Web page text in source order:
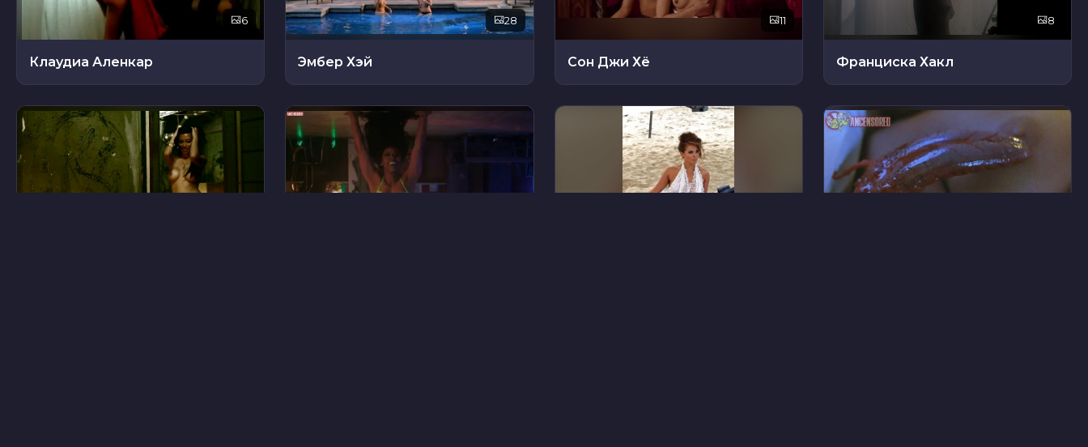
6
Клаудиа Аленкар
28
Эмбер Хэй
11
Сон Джи Хё
8
Франциска Хакл